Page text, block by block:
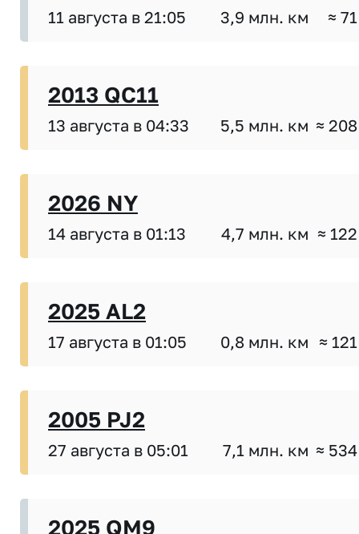
11 августа в 21:05 3,9 млн. км ≈
2013 QC11
13 августа в 04:33 5,5 млн. км ≈
2026 NY
14 августа в 01:13 4,7 млн. км ≈
2025 AL2
17 августа в 01:05 0,8 млн. км ≈
2005 PJ2
27 августа в 05:01 7,1 млн. км ≈
2025 QM9